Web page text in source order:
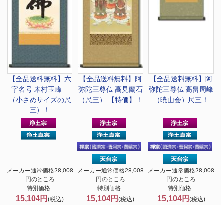
【全品送料無料】 六
字名号 木村玉峰
（小さめサイズの尺
三）！
メーカー通常価格28,008
円のところ
特別価格
15,104円(税込)
【全品送料無料】
阿
弥陀三尊仏 高見蘭石
（尺三） 【特価】！
メーカー通常価格28,008
円のところ
特別価格
15,104円(税込)
【全品送料無料】
阿
弥陀三尊仏 高畠周峰
（暁山会）尺三！
メーカー通常価格28,008
円のところ
特別価格
15,104円 (税込)